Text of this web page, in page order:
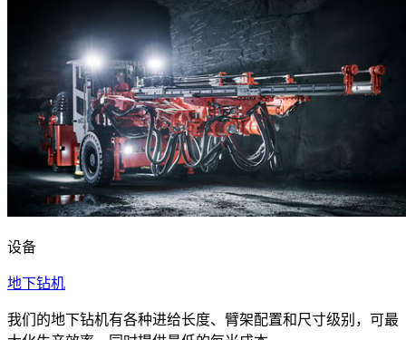
设备
地下钻机
我们的地下钻机有各种进给长度、臂架配置和尺寸级别，可最